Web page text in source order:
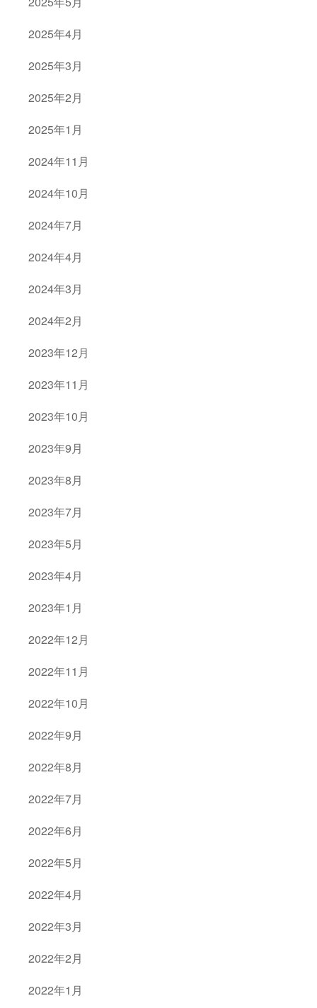
2025年4月
2025年3月
2025年2月
2025年1月
2024年11月
2024年10月
2024年7月
2024年4月
2024年3月
2024年2月
2023年12月
2023年11月
2023年10月
2023年9月
2023年8月
2023年7月
2023年5月
2023年4月
2023年1月
2022年12月
2022年11月
2022年10月
2022年9月
2022年8月
2022年7月
2022年6月
2022年5月
2022年4月
2022年3月
2022年2月
2022年1月